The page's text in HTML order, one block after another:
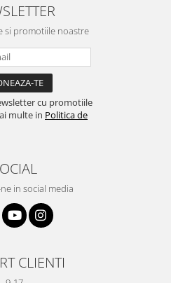
si promotiile noastre
cu promotiile
multe in Politica de
in social media
CLIENTI